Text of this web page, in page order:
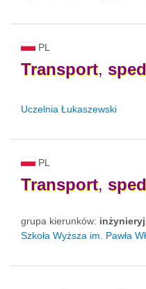
PL
Transport,
Uczelnia Łukaszewski
PL
Transport,
grupa kierunków:
Szkoła Wyższa im. Pawła